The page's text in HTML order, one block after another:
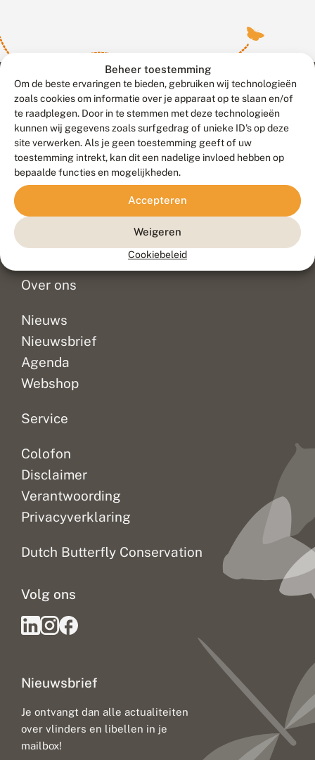
Beheer toestemming
Om de beste ervaringen te bieden, gebruiken wij technologieën
zoals cookies om informatie over je apparaat op te slaan en/of
te raadplegen. Door in te stemmen met deze technologieën
kunnen wij gegevens zoals surfgedrag of unieke ID's op deze
site verwerken. Als je geen toestemming geeft of uw
toestemming intrekt, kan dit een nadelige invloed hebben op
bepaalde functies en mogelijkheden.
Accepteren
Weigeren
Cookiebeleid
Contact
Veelgestelde vragen
Doneer
Over ons
Nieuws
Nieuwsbrief
Agenda
Webshop
Service
Colofon
Disclaimer
Verantwoording
Privacyverklaring
Dutch Butterfly Conservation
Nieuwsbrief
Je ontvangt dan alle actualiteiten
over vlinders en libellen in je
mailbox!
Volg ons
Meld waarnemingen© 2026 Vlinderstichting
Duurzaam ontwikkeld door
Go2People
, ontworpen door
Blue Field Agency
Privacy
Disclaimer
Sitemap